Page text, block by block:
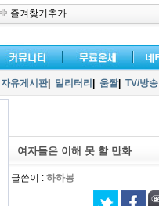
즐겨찾기추가
자유게시판| 밀리터리 움짤| TV/방송
여자들은 이해 못 할 만화
글쓴이 : 하하봉